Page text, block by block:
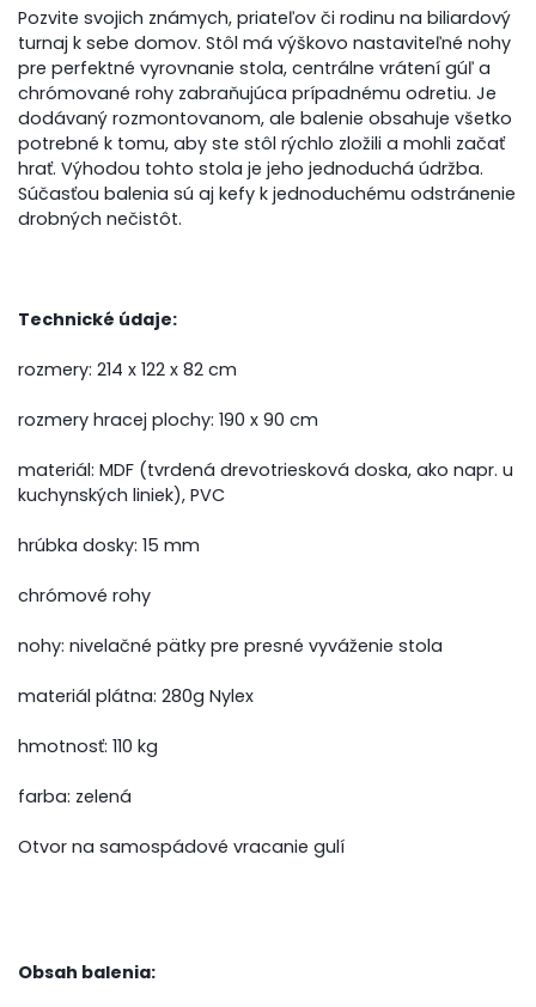
Pozvite svojich známych, priateľov či rodinu na biliardový
turnaj k sebe domov. Stôl má výškovo nastaviteľné nohy
pre perfektné vyrovnanie stola, centrálne vrátení gúľ a
chrómované rohy zabraňujúca prípadnému odretiu. Je
dodávaný rozmontovanom, ale balenie obsahuje všetko
potrebné k tomu, aby ste stôl rýchlo zložili a mohli začať
hrať. Výhodou tohto stola je jeho jednoduchá údržba.
Súčasťou balenia sú aj kefy k jednoduchému odstránenie
drobných nečistôt.
Technické údaje:
rozmery: 214 x 122 x 82 cm
rozmery hracej plochy: 190 x 90 cm
materiál: MDF (tvrdená drevotriesková doska, ako napr. u
kuchynských liniek), PVC
hrúbka dosky: 15 mm
chrómové rohy
nohy: nivelačné pätky pre presné vyváženie stola
materiál plátna: 280g Nylex
hmotnosť: 110 kg
farba: zelená
Otvor na samospádové vracanie gulí
Obsah balenia: